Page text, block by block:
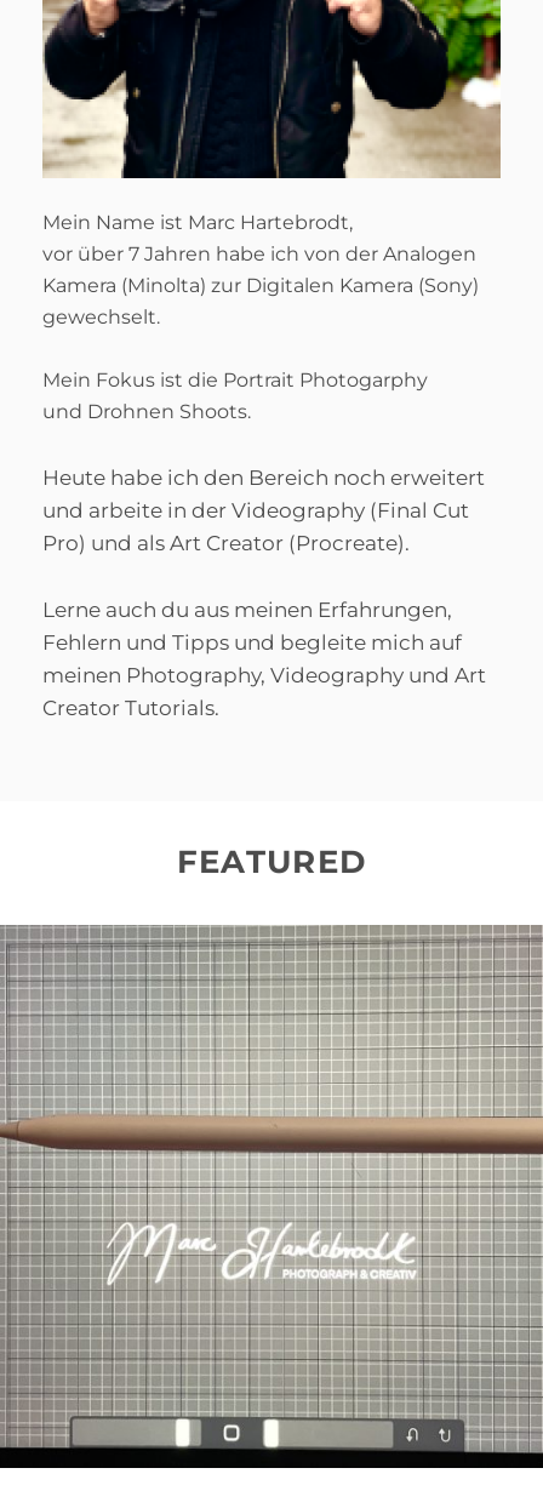
Mein Name ist Marc Hartebrodt,
vor über 7 Jahren habe ich von der Analogen
Kamera (Minolta) zur Digitalen Kamera (Sony)
gewechselt.
Mein Fokus ist die Portrait Photogarphy
und Drohnen Shoots.
Heute habe ich den Bereich noch erweitert
und arbeite in der Videography (Final Cut
Pro) und als Art Creator (Procreate).
Lerne auch du aus meinen Erfahrungen,
Fehlern und Tipps und begleite mich auf
meinen Photography, Videography und Art
Creator Tutorials.
FEATURED